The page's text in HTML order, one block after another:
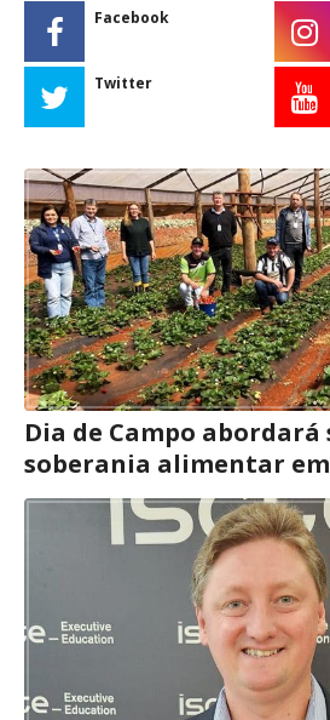
Facebook
Twitter
Dia de Campo abordará
soberania alimentar